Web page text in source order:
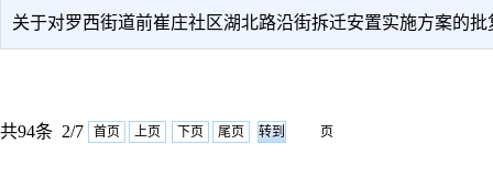
关于对罗西街道前崔庄社区湖北路沿街拆迁安置实施方案的批
共94条 2/7 首页 上页 下页 尾页 页